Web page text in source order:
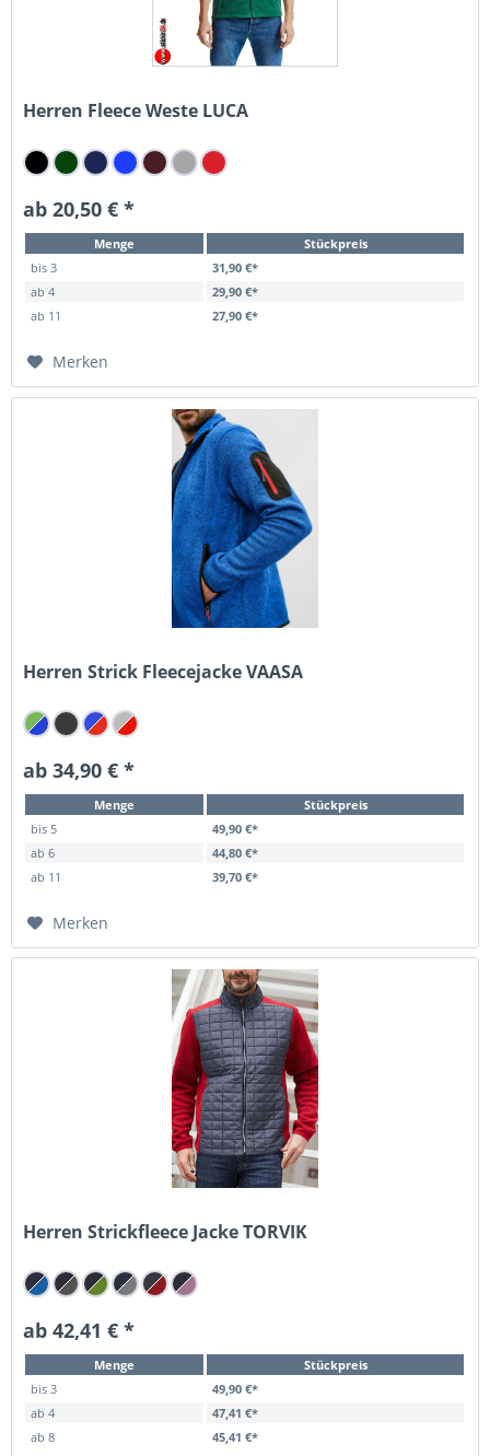
Herren Fleece Weste LUCA
ab 20,50 € *
Menge
Stückpreis
bis 3
31,90 €*
ab 4
29,90 €*
ab 11 27,90 €*
Merken
Herren Strick Fleecejacke VAASA
ab 34,90 € *
Menge
Stückpreis
bis 5
49,90 €*
ab 6
44,80 €*
ab 11 39,70 €*
Merken
Herren Strickfleece Jacke TORVIK
ab 42,41 € *
Menge
Stückpreis
bis 3
49,90 €*
ab 4
47,41 €*
ab 8 45,41 €*